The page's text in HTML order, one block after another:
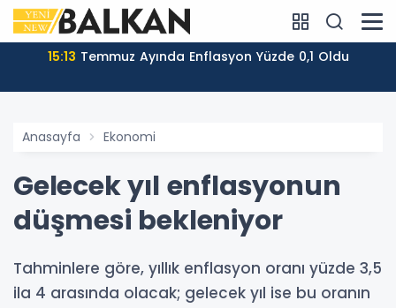
15:13 Temmuz Ayında Enflasyon Yüzde 0,1 Oldu
Anasayfa Ekonomi
Gelecek yıl enflasyonun
düşmesi bekleniyor
Tahminlere göre, yıllık enflasyon oranı yüzde 3,5
ila 4 arasında olacak; gelecek yıl ise bu oranın